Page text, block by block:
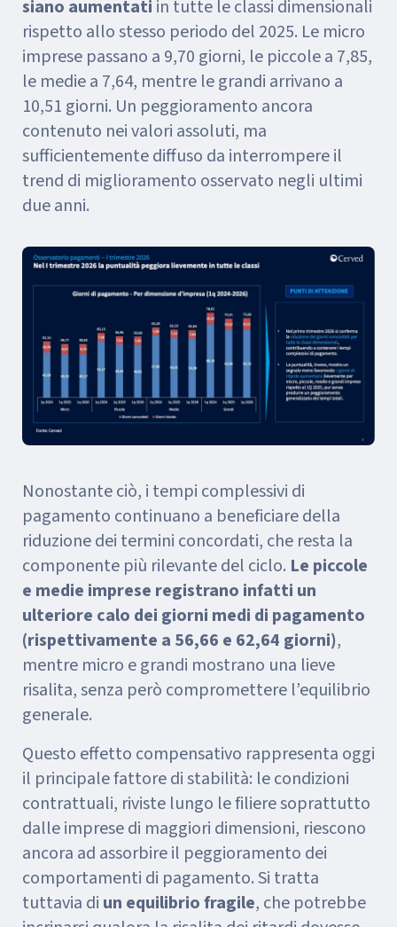
siano aumentati in tutte le classi dimensionali
rispetto allo stesso periodo del 2025. Le micro
imprese passano a 9,70 giorni, le piccole a 7,85,
le medie a 7,64, mentre le grandi arrivano a
10,51 giorni. Un peggioramento ancora
contenuto nei valori assoluti, ma
sufficientemente diffuso da interrompere il
trend di miglioramento osservato negli ultimi
due anni.
Nonostante ciò, i tempi complessivi di
pagamento continuano a beneficiare della
riduzione dei termini concordati, che resta la
componente più rilevante del ciclo. Le piccole
e medie imprese registrano infatti un
ulteriore calo dei giorni medi di pagamento
(rispettivamente a 56,66 e 62,64 giorni),
mentre micro e grandi mostrano una lieve
risalita, senza però compromettere l’equilibrio
generale.
Questo effetto compensativo rappresenta oggi
il principale fattore di stabilità: le condizioni
contrattuali, riviste lungo le filiere soprattutto
dalle imprese di maggiori dimensioni, riescono
ancora ad assorbire il peggioramento dei
comportamenti di pagamento. Si tratta
tuttavia di un equilibrio fragile, che potrebbe